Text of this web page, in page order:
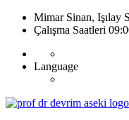
Mimar Sinan, Işılay
Çalışma Saatleri
Language